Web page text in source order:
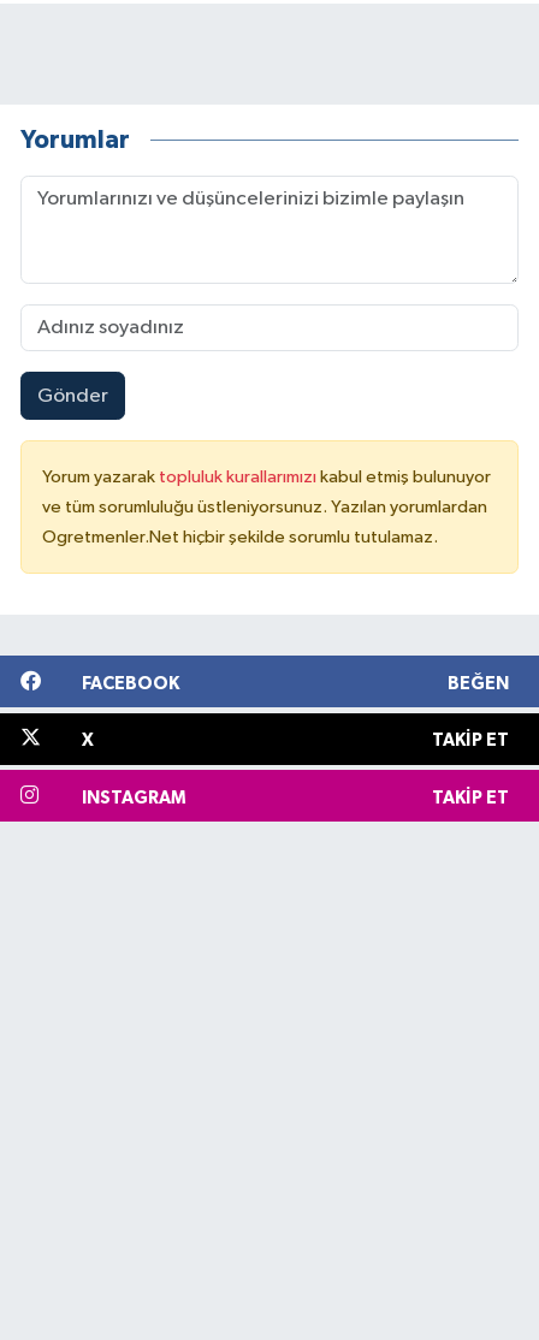
Yorumlar
Gönder
Yorum yazarak topluluk kurallarımızı kabul etmiş bulunuyor
ve tüm sorumluluğu üstleniyorsunuz. Yazılan yorumlardan
Ogretmenler.Net hiçbir şekilde sorumlu tutulamaz.
FACEBOOK BEĞEN
X TAKIP ET
INSTAGRAM TAKIP ET